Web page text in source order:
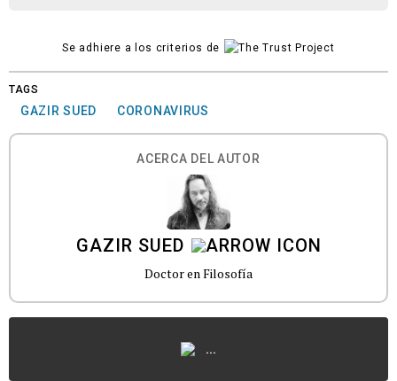
Se adhiere a los criterios de
TAGS
GAZIR SUED CORONAVIRUS
ACERCA DEL AUTOR
GAZIR SUED
Doctor en Filosofía
...